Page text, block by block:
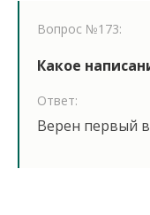
Вопрос №173:
Какое
Ответ:
Верен первый